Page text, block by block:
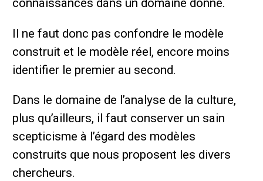
Il ne faut donc pas confondre le modèle
construit et le modèle réel, encore moins
identifier le premier au second.
Dans le domaine de l’analyse de la culture,
plus qu’ailleurs, il faut conserver un sain
scepticisme à l’égard des modèles
construits que nous proposent les divers
chercheurs.